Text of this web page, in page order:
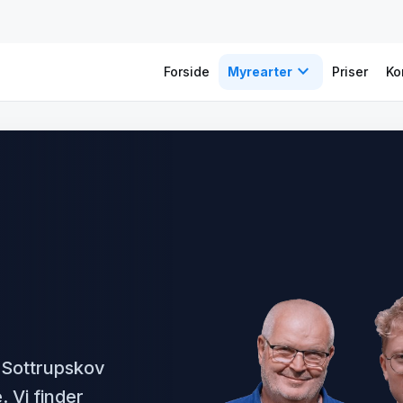
Forside Myrearter expand_more Priser
Vi finder